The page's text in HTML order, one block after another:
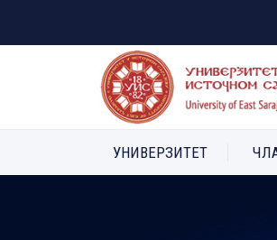
УНИВЕРЗИТЕТ